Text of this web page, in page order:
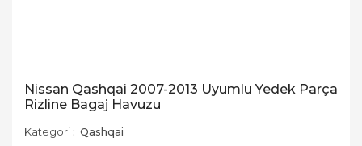
Nissan Qashqai 2007-2013 Uyumlu Yedek Parça
Rizline Bagaj Havuzu
Kategori
Qashqai